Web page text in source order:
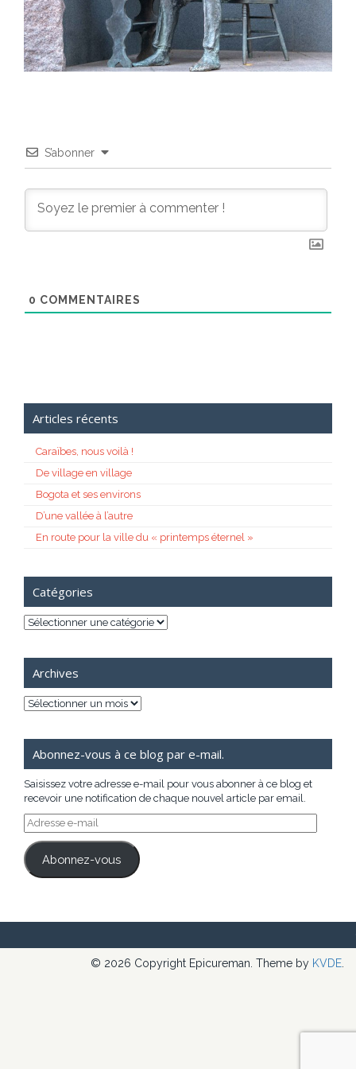
S’abonner
0 COMMENTAIRES
Articles récents
Caraïbes, nous voilà !
De village en village
Bogota et ses environs
D’une vallée à l’autre
En route pour la ville du « printemps éternel »
Catégories
Catégories
Archives
Archives
Abonnez-vous à ce blog par e-mail.
Saisissez votre adresse e-mail pour vous abonner à ce blog et
recevoir une notification de chaque nouvel article par email.
Adresse
e-
mail
Abonnez-vous
© 2026 Copyright Epicureman. Theme by KVDE.